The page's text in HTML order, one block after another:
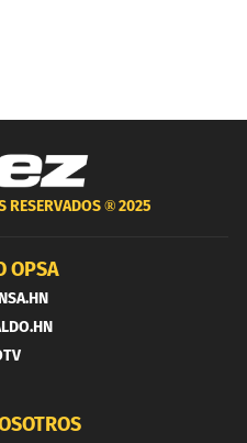
RESERVADOS ®2025
OPSA